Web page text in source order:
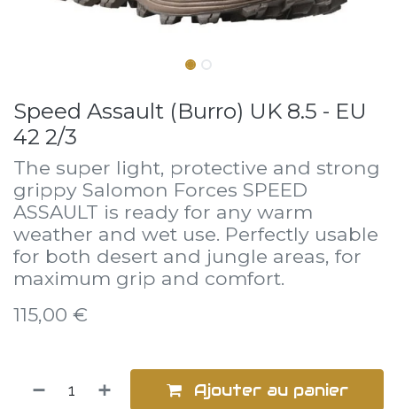
Speed Assault (Burro) UK 8.5 - EU
42 2/3
The super light, protective and strong
grippy Salomon Forces SPEED
ASSAULT is ready for any warm
weather and wet use. Perfectly usable
for both desert and jungle areas, for
maximum grip and comfort.
115,00 €
Ajouter au panier